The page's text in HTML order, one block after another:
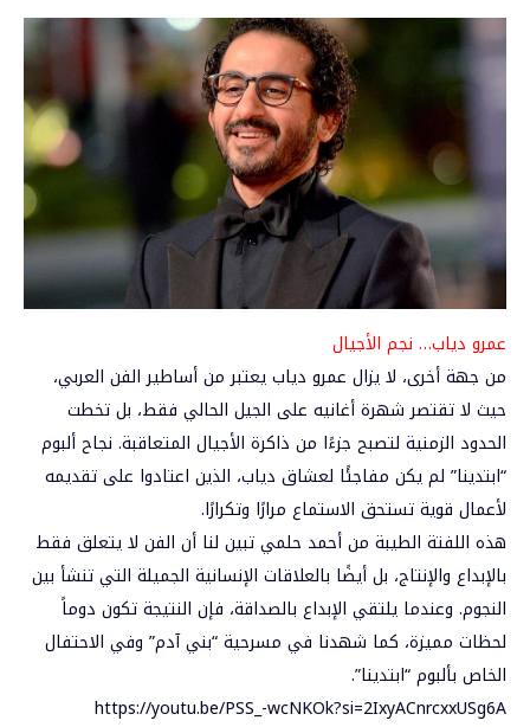
عمرو دياب… نجم الأجيال
من جهة أخرى، لا يزال عمرو دياب يعتبر من أساطير الفن العربي،
حيث لا تقتصر شهرة أغانيه على الجيل الحالي فقط، بل تخطت
الحدود الزمنية لتصبح جزءًا من ذاكرة الأجيال المتعاقبة. نجاح ألبوم
“ابتدينا” لم يكن مفاجئًا لعشاق دياب، الذين اعتادوا على تقديمه
لأعمال قوية تستحق الاستماع مرارًا وتكرارًا.
هذه اللفتة الطيبة من أحمد حلمي تبين لنا أن الفن لا يتعلق فقط
بالإبداع والإنتاج، بل أيضًا بالعلاقات الإنسانية الجميلة التي تنشأ بين
النجوم. وعندما يلتقي الإبداع بالصداقة، فإن النتيجة تكون دوماً
لحظات مميزة، كما شهدنا في مسرحية “بني آدم” وفي الاحتفال
الخاص بألبوم “ابتدينا”.
https://youtu.be/PSS_-wcNKOk?si=2IxyACnrcxxUSg6A